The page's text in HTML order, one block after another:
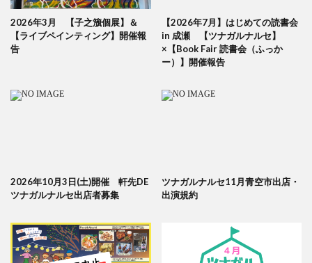
2026年3月 【子之籏個展】＆
【ライブペインティング】開催報
告
【2026年7月】はじめての読書会
in 成瀬 【ツナガルナルセ】
×【Book Fair 読書会（ふっか
ー）】開催報告
2026年10月3日(土)開催 軒先DE
ツナガルナルセ出店者募集
ツナガルナルセ11月青空市出店・
出演規約